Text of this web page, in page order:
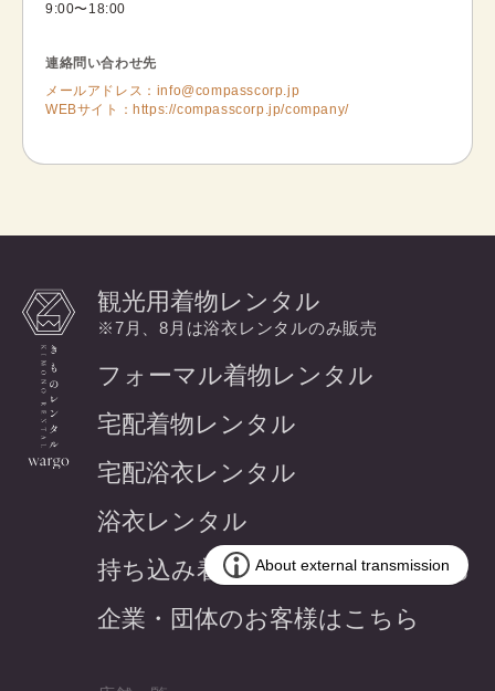
9:00〜18:00
連絡問い合わせ先
メールアドレス： info@compasscorp.jp
WEBサイト：https://compasscorp.jp/company/
観光用着物レンタル
※7月、8月は浴衣レンタルのみ販売
フォーマル着物レンタル
宅配着物レンタル
宅配浴衣レンタル
浴衣レンタル
持ち込み着付けのお客様はこちら
企業・団体のお客様はこちら